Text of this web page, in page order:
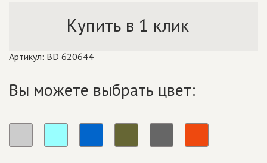
Купить в 1 клик
Артикул: BD 620644
Вы можете выбрать цвет: